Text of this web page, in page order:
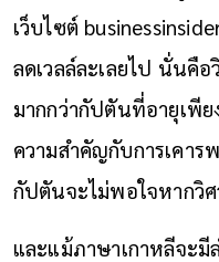
เว็บไซต์
ลดเวลล์ละเลยไป นั่นคื
มากกว่ากัปตันที่อายุเพี
ความสำคัญกับการเคาร
กัปตันจะไม่พอใจหากวิ
และแม้ภาษาเกาหลีจะ